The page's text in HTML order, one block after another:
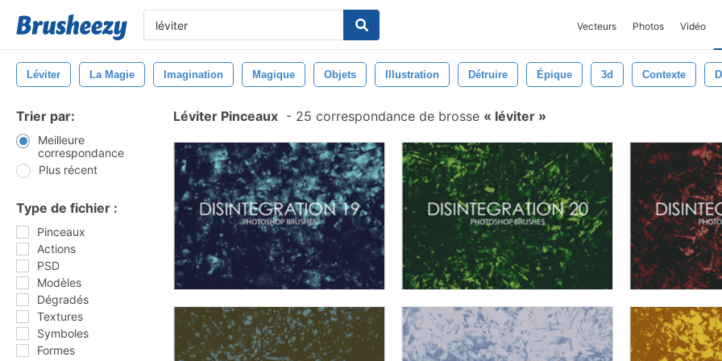
Vecteurs Photos Vidéo
Léviter La Magie Imagination Magique Objets Illustration Détruire Épique 3d Contexte
Trier par:
Meilleure
correspondance
Plus récent
Type de fichier :
Pinceaux
Actions
PSD
Modèles
Dégradés
Textures
Symboles
Formes
Léviter Pinceaux - 25 correspondance de brosse léviter